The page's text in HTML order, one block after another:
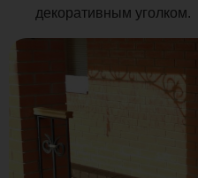
декоративным уголком.